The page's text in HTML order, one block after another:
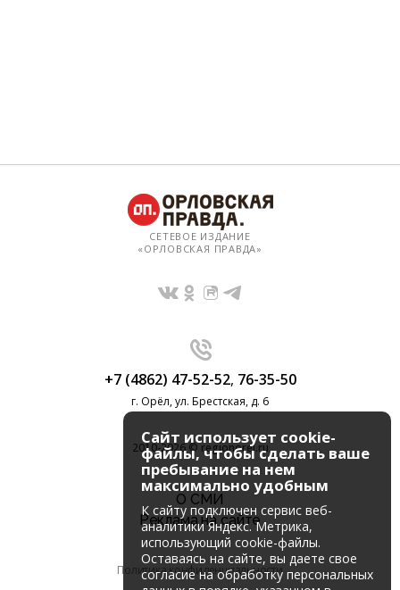
СЕТЕВОЕ ИЗДАНИЕ
«ОРЛОВСКАЯ ПРАВДА»
+7 (4862) 47-52-52, 76-35-50
г. Орёл, ул. Брестская, д. 6
2010-2026 © regionorel.ru
О СМИ
Реклама на сайте
Политика конфиденциальности
Сайт использует cookie-
файлы, чтобы сделать ваше
пребывание на нем
максимально удобным
К cайту подключен сервис веб-
аналитики Яндекс. Метрика,
использующий cookie-файлы.
Оставаясь на сайте, вы даете свое
согласие на обработку персональных